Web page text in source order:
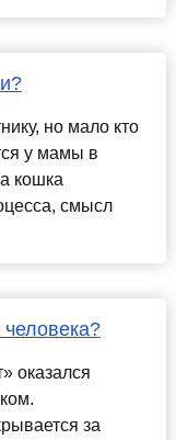
но мало кто
у мамы в
кошка
смысл
оказался
за